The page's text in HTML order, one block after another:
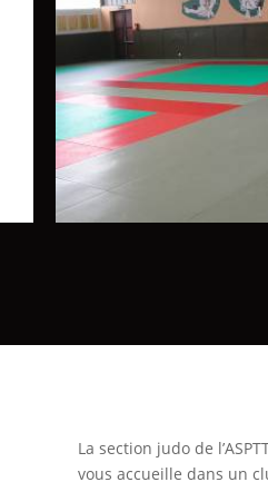
La section judo de
vous accueille dans un